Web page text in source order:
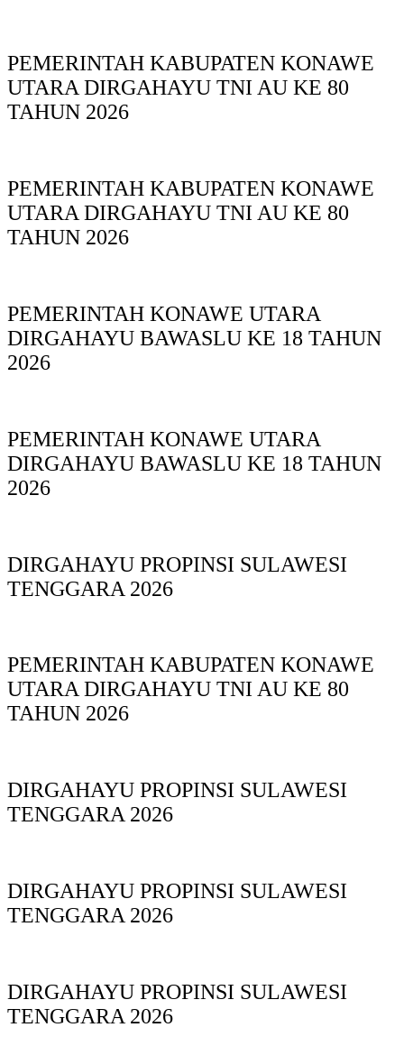
PEMERINTAH KABUPATEN KONAWE
UTARA DIRGAHAYU TNI AU KE 80
TAHUN 2026
PEMERINTAH KABUPATEN KONAWE
UTARA DIRGAHAYU TNI AU KE 80
TAHUN 2026
PEMERINTAH KONAWE UTARA
DIRGAHAYU BAWASLU KE 18 TAHUN
2026
PEMERINTAH KONAWE UTARA
DIRGAHAYU BAWASLU KE 18 TAHUN
2026
DIRGAHAYU PROPINSI SULAWESI
TENGGARA 2026
PEMERINTAH KABUPATEN KONAWE
UTARA DIRGAHAYU TNI AU KE 80
TAHUN 2026
DIRGAHAYU PROPINSI SULAWESI
TENGGARA 2026
DIRGAHAYU PROPINSI SULAWESI
TENGGARA 2026
DIRGAHAYU PROPINSI SULAWESI
TENGGARA 2026